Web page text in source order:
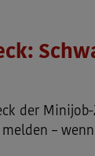
der
–